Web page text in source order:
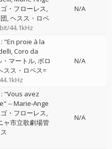
・フローレス
ヘスス・ロペ
44.1kHz
N/A
"En proie à la
Coro da
・マートル ボロ
スス・ロペス=
N/A
"Vous avez
--Marie-Ange
・フローレス
ャ市立歌劇場管
N/A